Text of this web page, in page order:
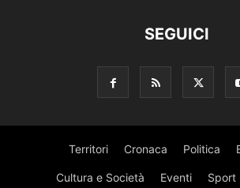
SEGUICI
Territori Cronaca Politica
Cultura e Società Eventi Sport